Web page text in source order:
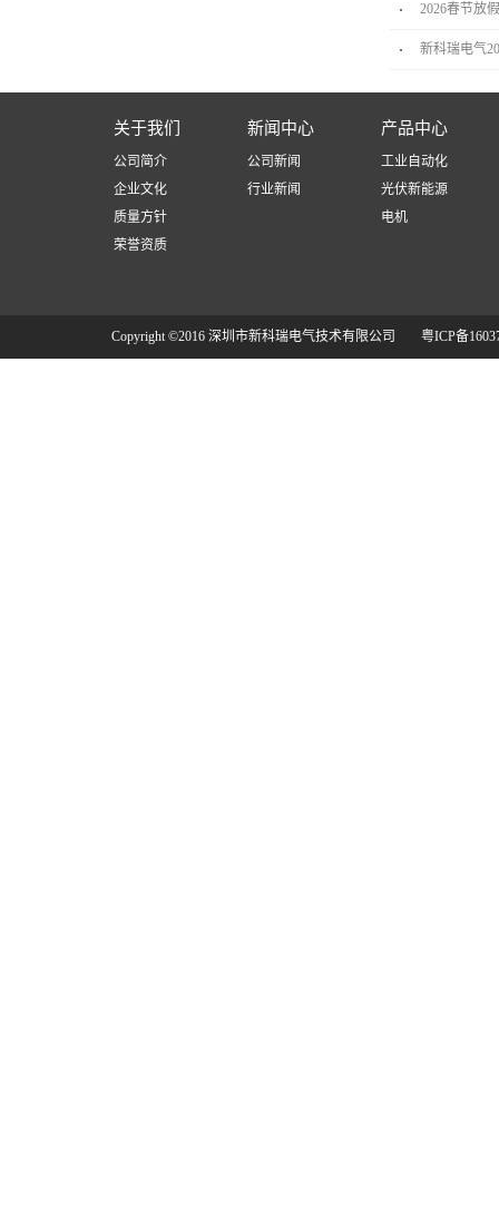
2026春节放
新科瑞电气
关于我们
公司简介
企业文化
质量方针
荣誉资质
新闻中心
公司新闻
行业新闻
产品中心
工业自动化
光伏新能源
电机
Copyright ©2016 深圳市新科瑞电气技术有限公司 粤ICP备